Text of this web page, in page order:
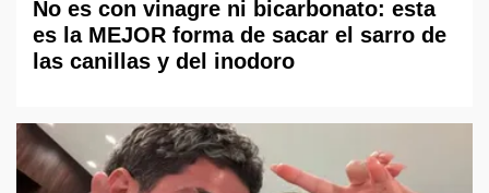
No es con vinagre ni bicarbonato: esta
es la MEJOR forma de sacar el sarro de
las canillas y del inodoro